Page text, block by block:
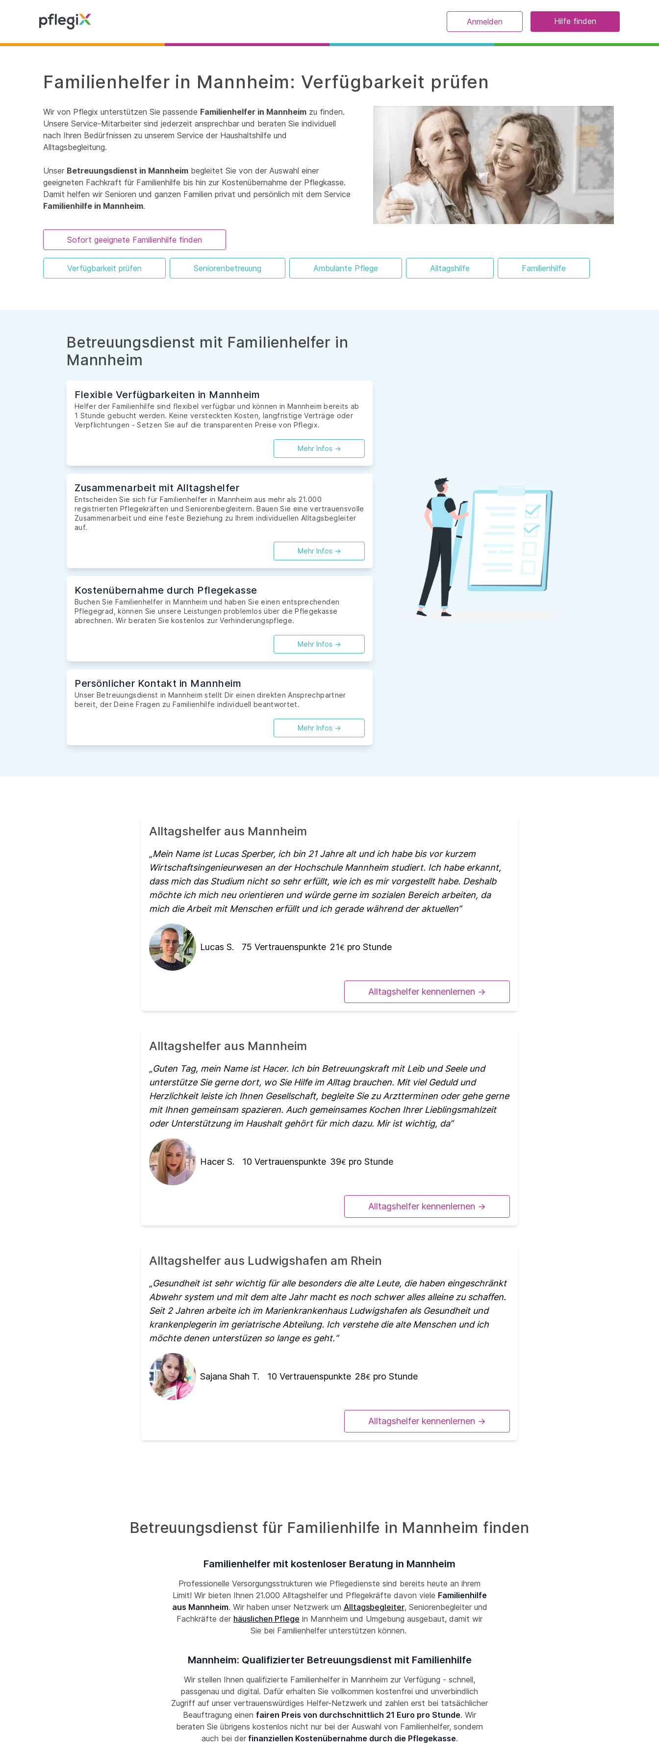
Anmelden Hilfe finden
Familienhelfer in Mannheim: Verfügbarkeit prüfen
Wir von Pflegix unterstützen Sie passende Familienhelfer in Mannheim zu finden.
Unsere Service-Mitarbeiter sind jederzeit ansprechbar und beraten Sie individuell
nach Ihren Bedürfnissen zu unserem Service der Haushaltshilfe und
Alltagsbegleitung.
Unser Betreuungsdienst in Mannheim begleitet Sie von der Auswahl einer
geeigneten Fachkraft für Familienhilfe bis hin zur Kostenübernahme der Pflegkasse.
Damit helfen wir Senioren und ganzen Familien privat und persönlich mit dem Service
Familienhilfe in Mannheim.
Sofort geeignete Familienhilfe finden
Verfügbarkeit prüfen Seniorenbetreuung Ambulante Pflege Alltagshilfe Familienhilfe
Betreuungsdienst mit Familienhelfer in
Mannheim
Flexible Verfügbarkeiten in Mannheim
Helfer der Familienhilfe sind flexibel verfügbar und können in Mannheim bereits ab
1 Stunde gebucht werden. Keine versteckten Kosten, langfristige Verträge oder
Verpflichtungen - Setzen Sie auf die transparenten Preise von Pflegix.
Mehr Infos ->
Zusammenarbeit mit Alltagshelfer
Entscheiden Sie sich für Familienhelfer in Mannheim aus mehr als 21.000
registrierten Pflegekräften und Seniorenbegleitern. Bauen Sie eine vertrauensvolle
Zusammenarbeit und eine feste Beziehung zu Ihrem individuellen Alltagsbegleiter
auf.
Mehr Infos ->
Kostenübernahme durch Pflegekasse
Buchen Sie Familienhelfer in Mannheim und haben Sie einen entsprechenden
Pflegegrad, können Sie unsere Leistungen problemlos über die Pflegekasse
abrechnen. Wir beraten Sie kostenlos zur Verhinderungspflege.
Mehr Infos ->
Persönlicher Kontakt in Mannheim
Unser Betreuungsdienst in Mannheim stellt Dir einen direkten Ansprechpartner
bereit, der Deine Fragen zu Familienhilfe individuell beantwortet.
Mehr Infos ->
Alltagshelfer aus Mannheim
Mein Name ist Lucas Sperber, ich bin 21 Jahre alt und ich habe bis vor kurzem
Wirtschaftsingenieurwesen an der Hochschule Mannheim studiert. Ich habe erkannt,
dass mich das Studium nicht so sehr erfüllt, wie ich es mir vorgestellt habe. Deshalb
möchte ich mich neu orientieren und würde gerne im sozialen Bereich arbeiten, da
mich die Arbeit mit Menschen erfüllt und ich gerade während der aktuellen
Lucas S. 75 Vertrauenspunkte 21€ pro Stunde
Alltagshelfer kennenlernen ->
Alltagshelfer aus Mannheim
Guten Tag, mein Name ist Hacer. Ich bin Betreuungskraft mit Leib und Seele und
unterstütze Sie gerne dort, wo Sie Hilfe im Alltag brauchen. Mit viel Geduld und
Herzlichkeit leiste ich Ihnen Gesellschaft, begleite Sie zu Arztterminen oder gehe gerne
mit Ihnen gemeinsam spazieren. Auch gemeinsames Kochen Ihrer Lieblingsmahlzeit
oder Unterstützung im Haushalt gehört für mich dazu. Mir ist wichtig, da
Hacer S. 10 Vertrauenspunkte 39€ pro Stunde
Alltagshelfer kennenlernen ->
Alltagshelfer aus Ludwigshafen am Rhein
Gesundheit ist sehr wichtig für alle besonders die alte Leute, die haben eingeschränkt
Abwehr system und mit dem alte Jahr macht es noch schwer alles alleine zu schaffen.
Seit 2 Jahren arbeite ich im Marienkrankenhaus Ludwigshafen als Gesundheit und
krankenplegerin im geriatrische Abteilung. Ich verstehe die alte Menschen und ich
möchte denen unterstüzen so lange es geht.
Sajana Shah T. 10 Vertrauenspunkte 28€ pro Stunde
Alltagshelfer kennenlernen ->
Betreuungsdienst für Familienhilfe in Mannheim finden
Familienhelfer mit kostenloser Beratung in Mannheim
Professionelle Versorgungsstrukturen wie Pflegedienste sind bereits heute an ihrem
Limit! Wir bieten Ihnen 21.000 Alltagshelfer und Pflegekräfte davon viele Familienhilfe
aus Mannheim. Wir haben unser Netzwerk um Alltagsbegleiter, Seniorenbegleiter und
Fachkräfte der häuslichen Pflege in Mannheim und Umgebung ausgebaut, damit wir
Sie bei Familienhelfer unterstützen können.
Mannheim: Qualifizierter Betreuungsdienst mit Familienhilfe
Wir stellen Ihnen qualifizierte Familienhelfer in Mannheim zur Verfügung - schnell,
passgenau und digital. Dafür erhalten Sie vollkommen kostenfrei und unverbindlich
Zugriff auf unser vertrauenswürdiges Helfer-Netzwerk und zahlen erst bei tatsächlicher
Beauftragung einen fairen Preis von durchschnittlich 21 Euro pro Stunde. Wir
beraten Sie übrigens kostenlos nicht nur bei der Auswahl von Familienhelfer, sondern
auch bei derfinanziellen Kostenübernahme durch die Pflegekasse.